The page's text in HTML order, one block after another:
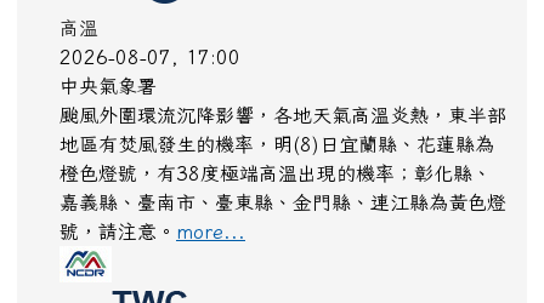
高溫
2026-08-07, 17:00
中央氣象署
颱風外圍環流沉降影響，各地天氣高溫炎熱，東半部
地區有焚風發生的機率，明(8)日宜蘭縣、花蓮縣為
橙色燈號，有38度極端高溫出現的機率；彰化縣、
嘉義縣、臺南市、臺東縣、金門縣、連江縣為黃色燈
號，請注意。 more...